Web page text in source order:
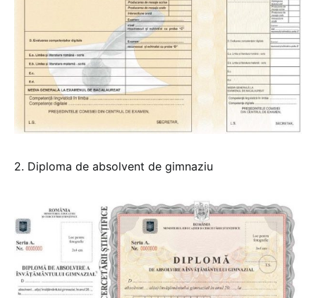
2. Diploma de absolvent de gimnaziu